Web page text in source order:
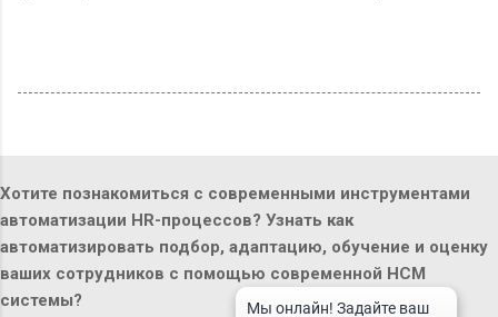
Хотите познакомиться с современными инструментами
автоматизации HR-процессов? Узнать как
автоматизировать подбор, адаптацию, обучение и оценку
ваших сотрудников с помощью современной HCM
системы?